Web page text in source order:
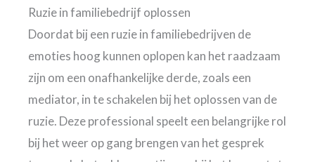
Ruzie in familiebedrijf oplossen
Doordat bij een ruzie in familiebedrijven de
emoties hoog kunnen oplopen kan het raadzaam
zijn om een onafhankelijke derde, zoals een
mediator, in te schakelen bij het oplossen van de
ruzie. Deze professional speelt een belangrijke rol
bij het weer op gang brengen van het gesprek